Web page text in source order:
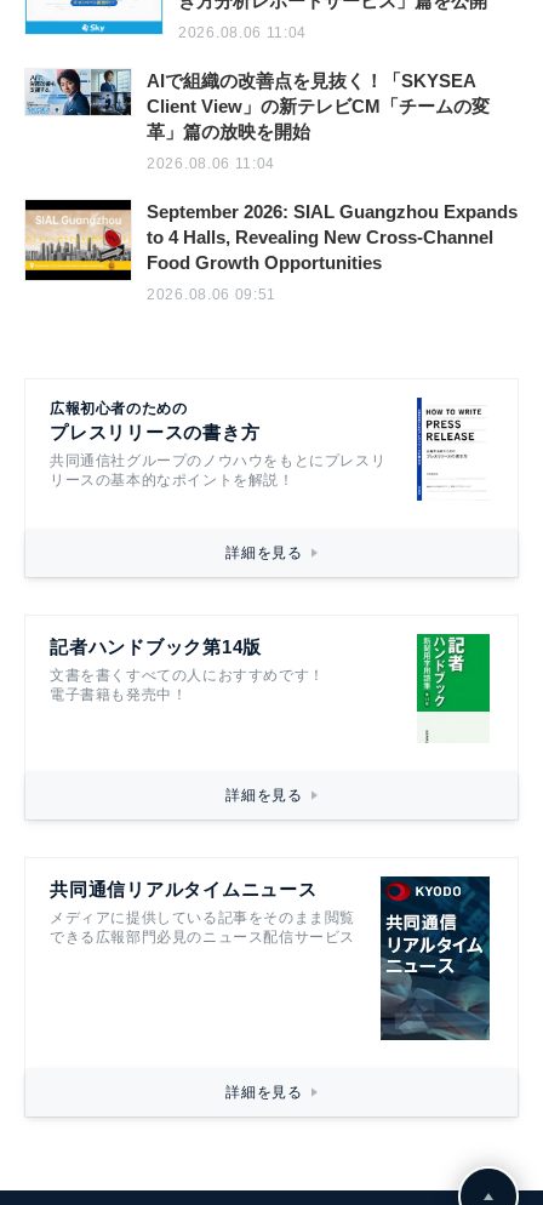
2026.08.06 11:04
AIで組織の改善点を見抜く！「SKYSEA
Client View」の新テレビCM「チームの変
革」篇の放映を開始
2026.08.06 11:04
September 2026: SIAL Guangzhou Expands
to 4 Halls, Revealing New Cross-Channel
Food Growth Opportunities
2026.08.06 09:51
広報初心者のための
プレスリリースの書き方
共同通信社グループのノウハウをもとにプレスリ
リースの基本的なポイントを解説！
詳細を見る
記者ハンドブック第14版
文書を書くすべての人におすすめです！
電子書籍も発売中！
詳細を見る
共同通信リアルタイムニュース
メディアに提供している記事をそのまま閲覧
できる広報部門必見のニュース配信サービス
詳細を見る